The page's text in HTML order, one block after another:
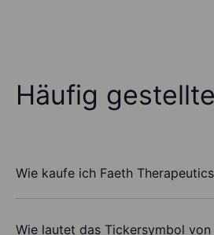
Häufig
Wie kaufe ich Faeth
Wie lautet das Tickersymbol von